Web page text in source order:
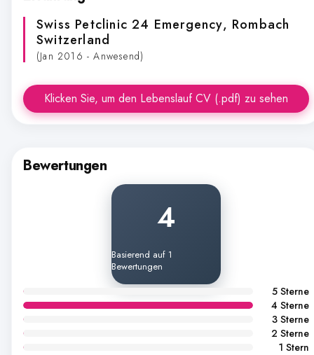
Swiss Petclinic 24 Emergency, Rombach
Switzerland
(Jan 2016 - Anwesend)
Klicken Sie, um den Lebenslauf CV (.pdf) zu sehen
Bewertungen
4
Basierend auf 1
Bewertungen
5 Sterne
4 Sterne
3 Sterne
2 Sterne
1 Stern